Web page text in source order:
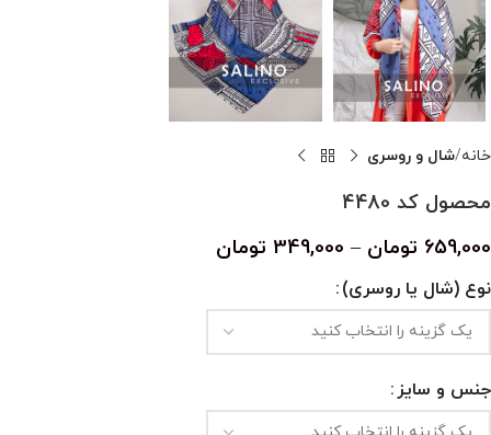
خانه شال و روسری
محصول کد 4480
659,000 تومان –
349,000 تومان
نوع (شال یا روسری)
جنس و سایز